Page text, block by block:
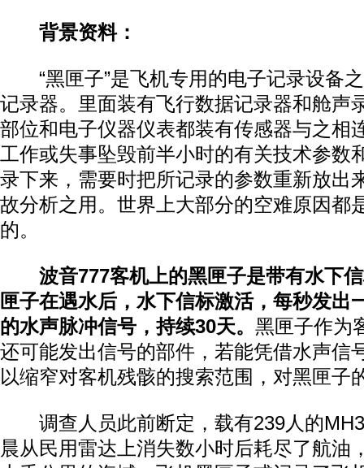
背景资料：
“黑匣子”是飞机专用的电子记录设备
记录器。里面装有飞行数据记录器和舱声
部位和电子仪器仪表都装有传感器与之相
工作或失事坠毁前半小时的有关技术参数
录下来，需要时把所记录的参数重新放出
故分析之用。世界上大部分的空难原因都
的。
波音777客机上的黑匣子是带有水下
匣子在遇水后，水下信标激活，每秒发出
的水声脉冲信号，持续30天。 黑匣子作为
还可能发出信号的部件，若能凭借水声信
以缩窄对客机残骸的搜索范围，对黑匣子
调查人员此前断定，载有239人的
晨从民用雷达上消失数小时后耗尽了航油